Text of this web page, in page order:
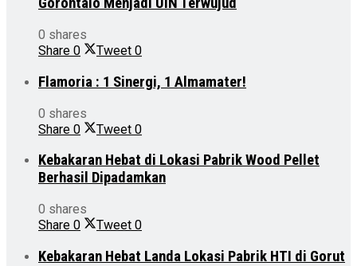
0 shares
Share 0 Tweet 0
Flamoria : 1 Sinergi, 1 Almamater!
0 shares
Share 0 Tweet 0
Kebakaran Hebat di Lokasi Pabrik Wood Pellet
Berhasil Dipadamkan
0 shares
Share 0 Tweet 0
Kebakaran Hebat Landa Lokasi Pabrik HTI di Gorut